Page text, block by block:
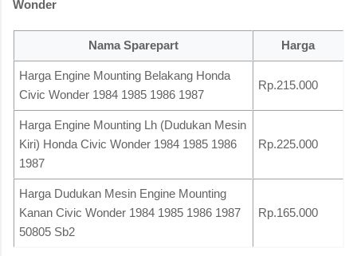
Wonder
Nama Sparepart Harga
Harga Engine Mounting Belakang Honda
Civic Wonder 1984 1985 1986 1987
Rp.215.000
Harga Engine Mounting Lh (Dudukan Mesin
Kiri) Honda Civic Wonder 1984 1985 1986
1987
Rp.225.000
Harga Dudukan Mesin Engine Mounting
Kanan Civic Wonder 1984 1985 1986 1987
50805 Sb2
Rp.165.000